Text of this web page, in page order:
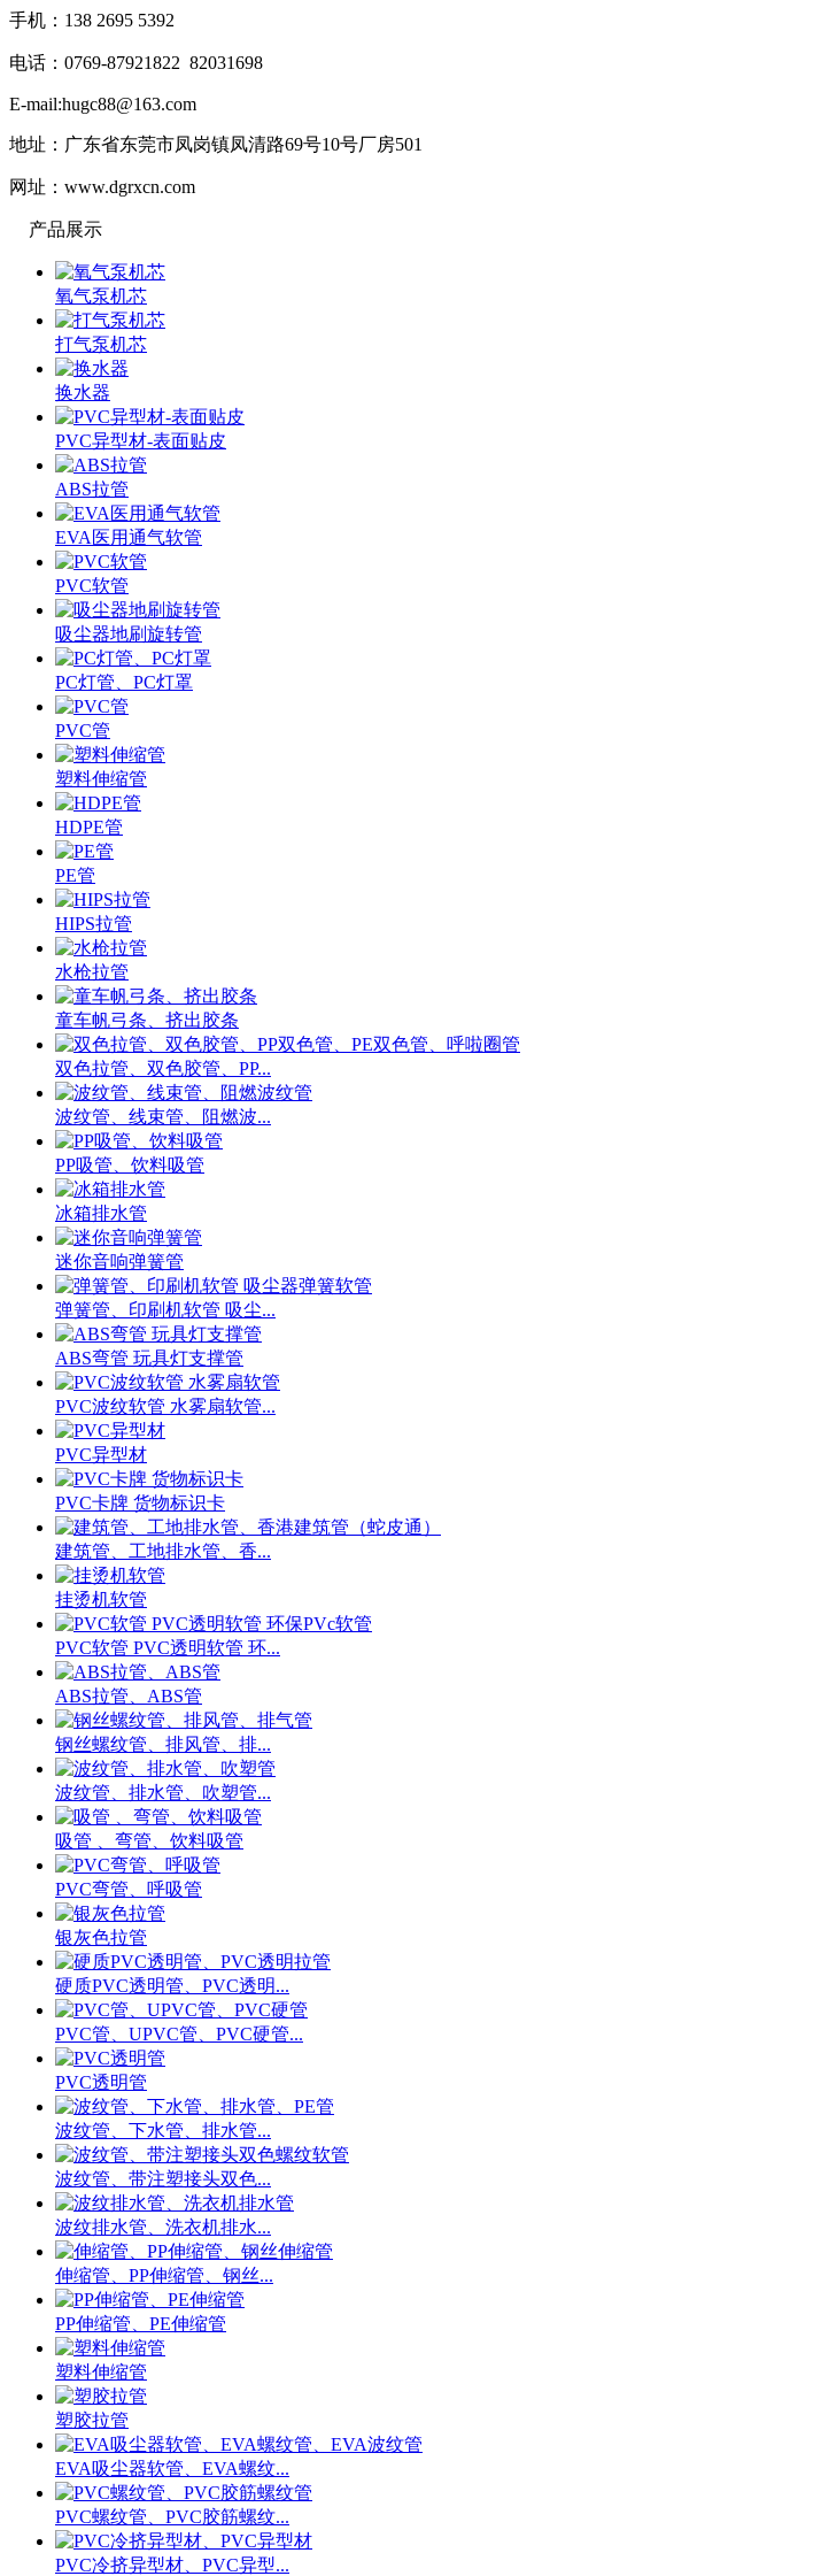
手机：138 2695 5392
电话：0769-87921822 82031698
E-mail:hugc88@163.com
地址：广东省东莞市凤岗镇凤清路69号10号厂房501
网址：www.dgrxcn.com
产品展示
氧气泵机芯
打气泵机芯
换水器
PVC异型材-表面贴皮
ABS拉管
EVA医用通气软管
PVC软管
吸尘器地刷旋转管
PC灯管、PC灯罩
PVC管
塑料伸缩管
HDPE管
PE管
HIPS拉管
水枪拉管
童车帆弓条、挤出胶条
双色拉管、双色胶管、PP...
波纹管、线束管、阻燃波...
PP吸管、饮料吸管
冰箱排水管
迷你音响弹簧管
弹簧管、印刷机软管 吸尘...
ABS弯管 玩具灯支撑管
PVC波纹软管 水雾扇软管...
PVC异型材
PVC卡牌 货物标识卡
建筑管、工地排水管、香...
挂烫机软管
PVC软管 PVC透明软管 环...
ABS拉管、ABS管
钢丝螺纹管、排风管、排...
波纹管、排水管、吹塑管...
吸管 、弯管、饮料吸管
PVC弯管、呼吸管
银灰色拉管
硬质PVC透明管、PVC透明...
PVC管、UPVC管、PVC硬管...
PVC透明管
波纹管、下水管、排水管...
波纹管、带注塑接头双色...
波纹排水管、洗衣机排水...
伸缩管、PP伸缩管、钢丝...
PP伸缩管、PE伸缩管
塑料伸缩管
塑胶拉管
EVA吸尘器软管、EVA螺纹...
PVC螺纹管、PVC胶筋螺纹...
PVC冷挤异型材、PVC异型...